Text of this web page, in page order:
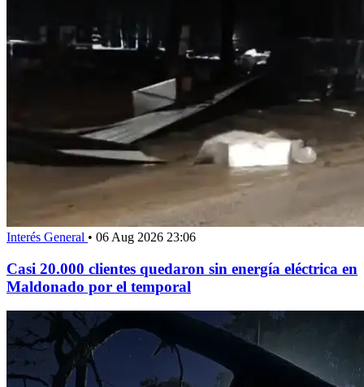
Interés General • 06 Aug 2026 23:06
Casi 20.000 clientes quedaron sin energía eléctrica en
Maldonado por el temporal